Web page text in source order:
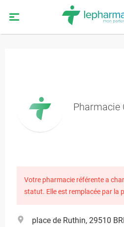
Pharmacie
Votre pharmacie référente a
statut. Elle est remplacée par la
place de Ruthin, 29510